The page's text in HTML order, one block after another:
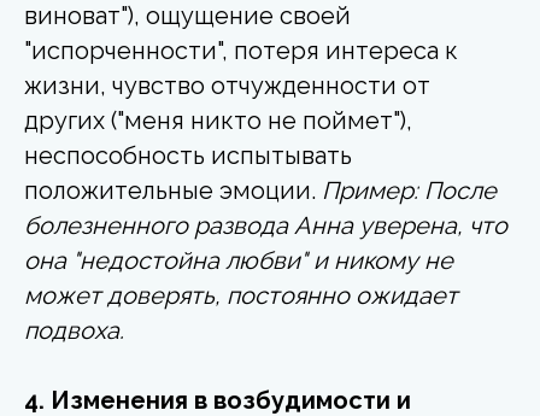
виноват"), ощущение своей
"испорченности", потеря интереса к
жизни, чувство отчужденности от
других ("меня никто не поймет"),
неспособность испытывать
положительные эмоции. Пример: После
болезненного развода Анна уверена, что
она "недостойна любви" и никому не
может доверять, постоянно ожидает
подвоха.
4. Изменения в возбудимости и